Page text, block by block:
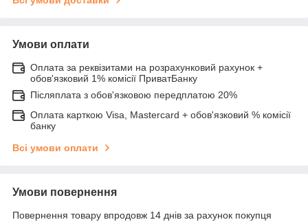
Умови оплати
Оплата за реквізитами на розрахунковий рахунок +
обов'язковий 1% комісії ПриватБанку
Післяплата з обов'язковою передплатою 20%
Оплата карткою Visa, Mastercard + обов'язковий % комісії
банку
Всі умови оплати
Умови повернення
Повернення товару впродовж 14 днів за рахунок покупця